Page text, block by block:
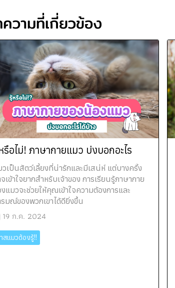
วามที่เกี่ยวข้อง
รือไม่! ภาษากายแมว บ่งบอกอะไร
วเป็นสัตว์เลี้ยงที่น่ารักและมีเสน่ห์ แต่บางครั้ง
เข้าใจยากสำหรับเจ้าของ การเรียนรู้ภาษากาย
แมวจะช่วยให้คุณเข้าใจความต้องการและ
มณ์ของพวกเขาได้ดียิ่งขึ้น
19 ก.ค. 2024
สแมวต้องรู้!!